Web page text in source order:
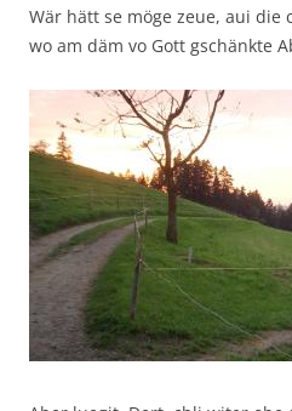
Wär hätt se möge zeue, aui die
wo am däm vo Gott gschänkte